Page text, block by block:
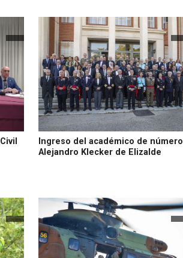
Ingreso del académico de número
Alejandro Klecker de Elizalde